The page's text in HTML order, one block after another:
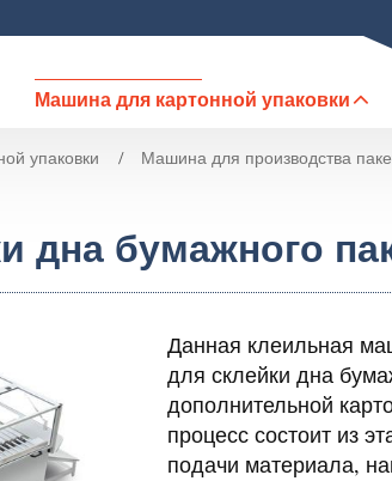
Машина для картонной упаковки
упаковки Машина для производства
дна бумажного
Данная клеильная
для склейки дна
дополнительной
процесс состоит из
подачи материала,